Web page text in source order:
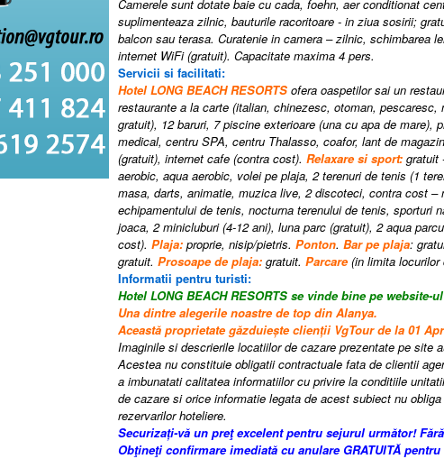
Camerele sunt dotate baie cu cada, foehn, aer conditionat
suplimenteaza zilnic, bauturile racoritoare - in ziua sosirii;
balcon sau terasa. Curatenie in camera – zilnic, schimbarea
internet WiFi (gratuit). Capacitate maxima 4 pers.
Servicii si facilitati:
Hotel LONG BEACH RESORTS ofera oaspetilor sai un
restaurante a la carte (italian, chinezesc, otoman,
gratuit), 12 baruri, 7 piscine exterioare (una cu apa de
medical, centru SPA, centru Thalasso, coafor, lant de
(gratuit), internet cafe (contra cost). Relaxare si sport: gratuit
aerobic, aqua aerobic, volei pe plaja, 2 terenuri de tenis (1
masa, darts, animatie, muzica live, 2 discoteci, contra cost
echipamentului de tenis, nocturna terenului de tenis, sporturi
joaca, 2 minicluburi (4-12 ani), luna parc (gratuit), 2 aqua
cost). Plaja: proprie, nisip/pietris. Ponton. Bar pe plaja:
gratuit. Prosoape de plaja: gratuit. Parcare(in limita locurilor
Informatii pentru turisti:
Hotel LONG BEACH RESORTS se vinde bine pe website-
Una dintre alegerile noastre de top din Alanya.
Această proprietate găzduiește clienții VgTour de la 01
Imaginile si descrierile locatiilor de cazare prezentate pe site
Acestea nu constituie obligatii contractuale fata de clientii
a imbunatati calitatea informatiilor cu privire la conditiile
de cazare si orice informatie legata de acest subiect nu
rezervarilor hoteliere.
Securizați-vă un preţ excelent pentru sejurul următor!
Obţineţi confirmare imediată cu anulare GRATUITĂ